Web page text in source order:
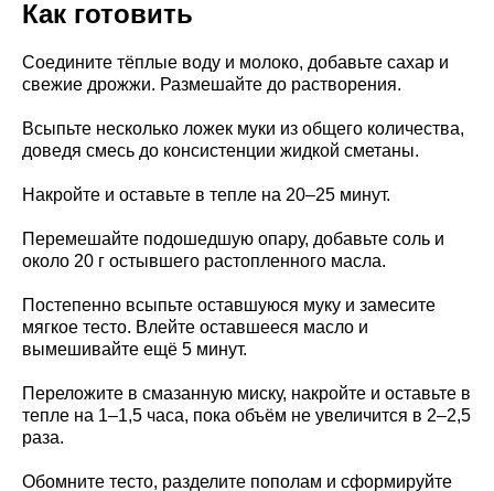
Как готовить
Соедините тёплые воду и молоко, добавьте сахар и
свежие дрожжи. Размешайте до растворения.
Всыпьте несколько ложек муки из общего количества,
доведя смесь до консистенции жидкой сметаны.
Накройте и оставьте в тепле на 20–25 минут.
Перемешайте подошедшую опару, добавьте соль и
около 20 г остывшего растопленного масла.
Постепенно всыпьте оставшуюся муку и замесите
мягкое тесто. Влейте оставшееся масло и
вымешивайте ещё 5 минут.
Переложите в смазанную миску, накройте и оставьте в
тепле на 1–1,5 часа, пока объём не увеличится в 2–2,5
раза.
Обомните тесто, разделите пополам и сформируйте